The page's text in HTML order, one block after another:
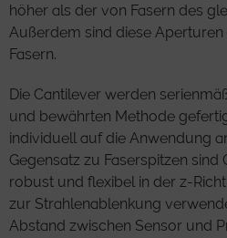
höher als der von Fasern des
Außerdem sind diese
Fasern.
Die Cantilever werden
und bewährten Methode
individuell auf die Anwendung
Gegensatz zu Faserspitzen
robust und flexibel in der z-
zur Strahlenablenkung
Abstand zwischen Sensor und